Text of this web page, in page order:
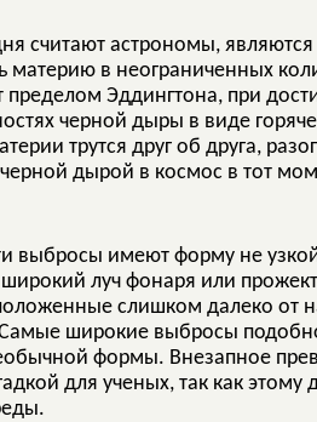
считают астрономы,
материю в неограниченных
Эддингтона, при
черной дыры в виде
трутся друг об друга,
дырой в космос в тот
выбросы имеют форму не
луч фонаря или
слишком далеко от
широкие выбросы
формы. Внезапное
для ученых, так как